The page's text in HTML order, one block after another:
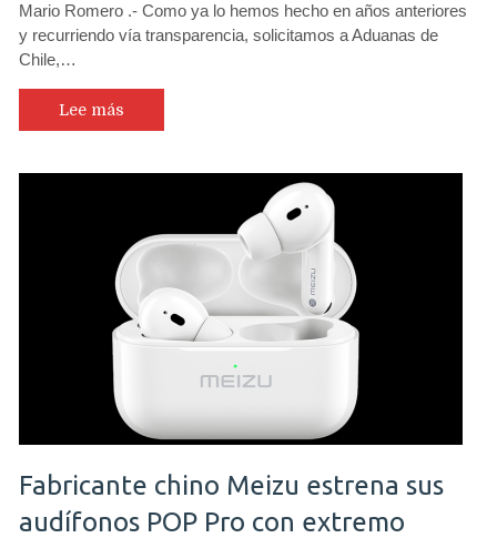
Mario Romero .- Como ya lo hemos hecho en años anteriores
y recurriendo vía transparencia, solicitamos a Aduanas de
Chile,…
Lee más
Fabricante chino Meizu estrena sus
audífonos POP Pro con extremo